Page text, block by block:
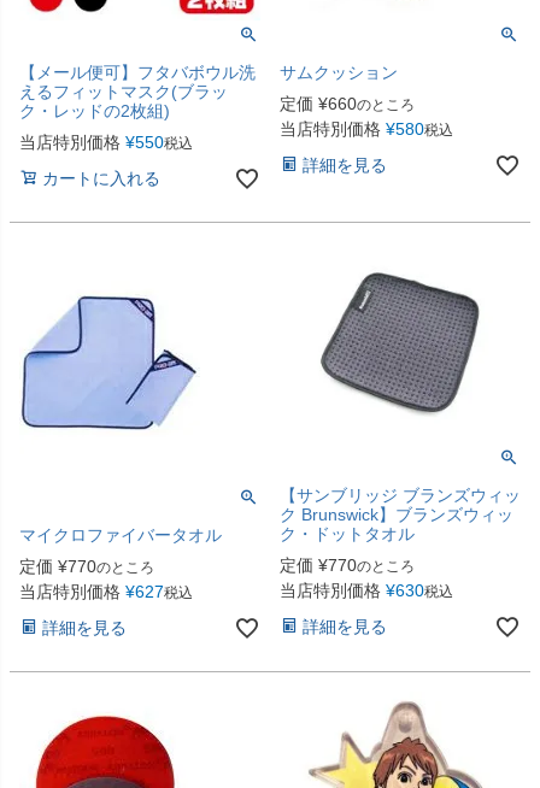
【メール便可】フタバボウル洗
えるフィットマスク(ブラッ
ク・レッドの2枚組)
当店特別価格 ¥550税込
カートに入れる
サムクッション
定価 ¥660のところ
当店特別価格 ¥580税込
詳細を見る
マイクロファイバータオル
定価 ¥770のところ
当店特別価格 ¥627税込
詳細を見る
【サンブリッジ ブランズウィッ
ク Brunswick】ブランズウィッ
ク・ドットタオル
定価 ¥770のところ
当店特別価格 ¥630税込
詳細を見る